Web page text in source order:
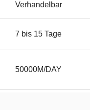
Verhandelbar
7 bis 15 Tage
50000M/DAY